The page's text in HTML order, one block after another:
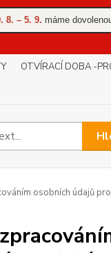
8. – 5. 9. máme
OTVÍRACÍ DOBA -
osobních údajů